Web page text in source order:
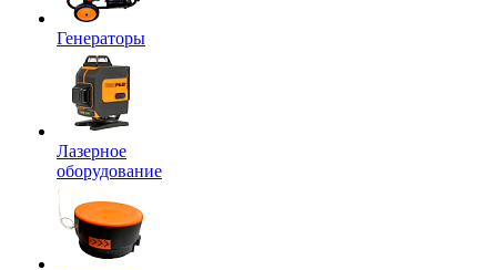
Генераторы
Лазерное
оборудование